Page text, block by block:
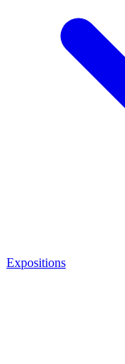
Expositions